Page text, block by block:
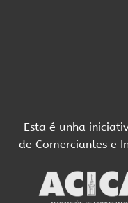
Esta é unha
de Comerciantes e